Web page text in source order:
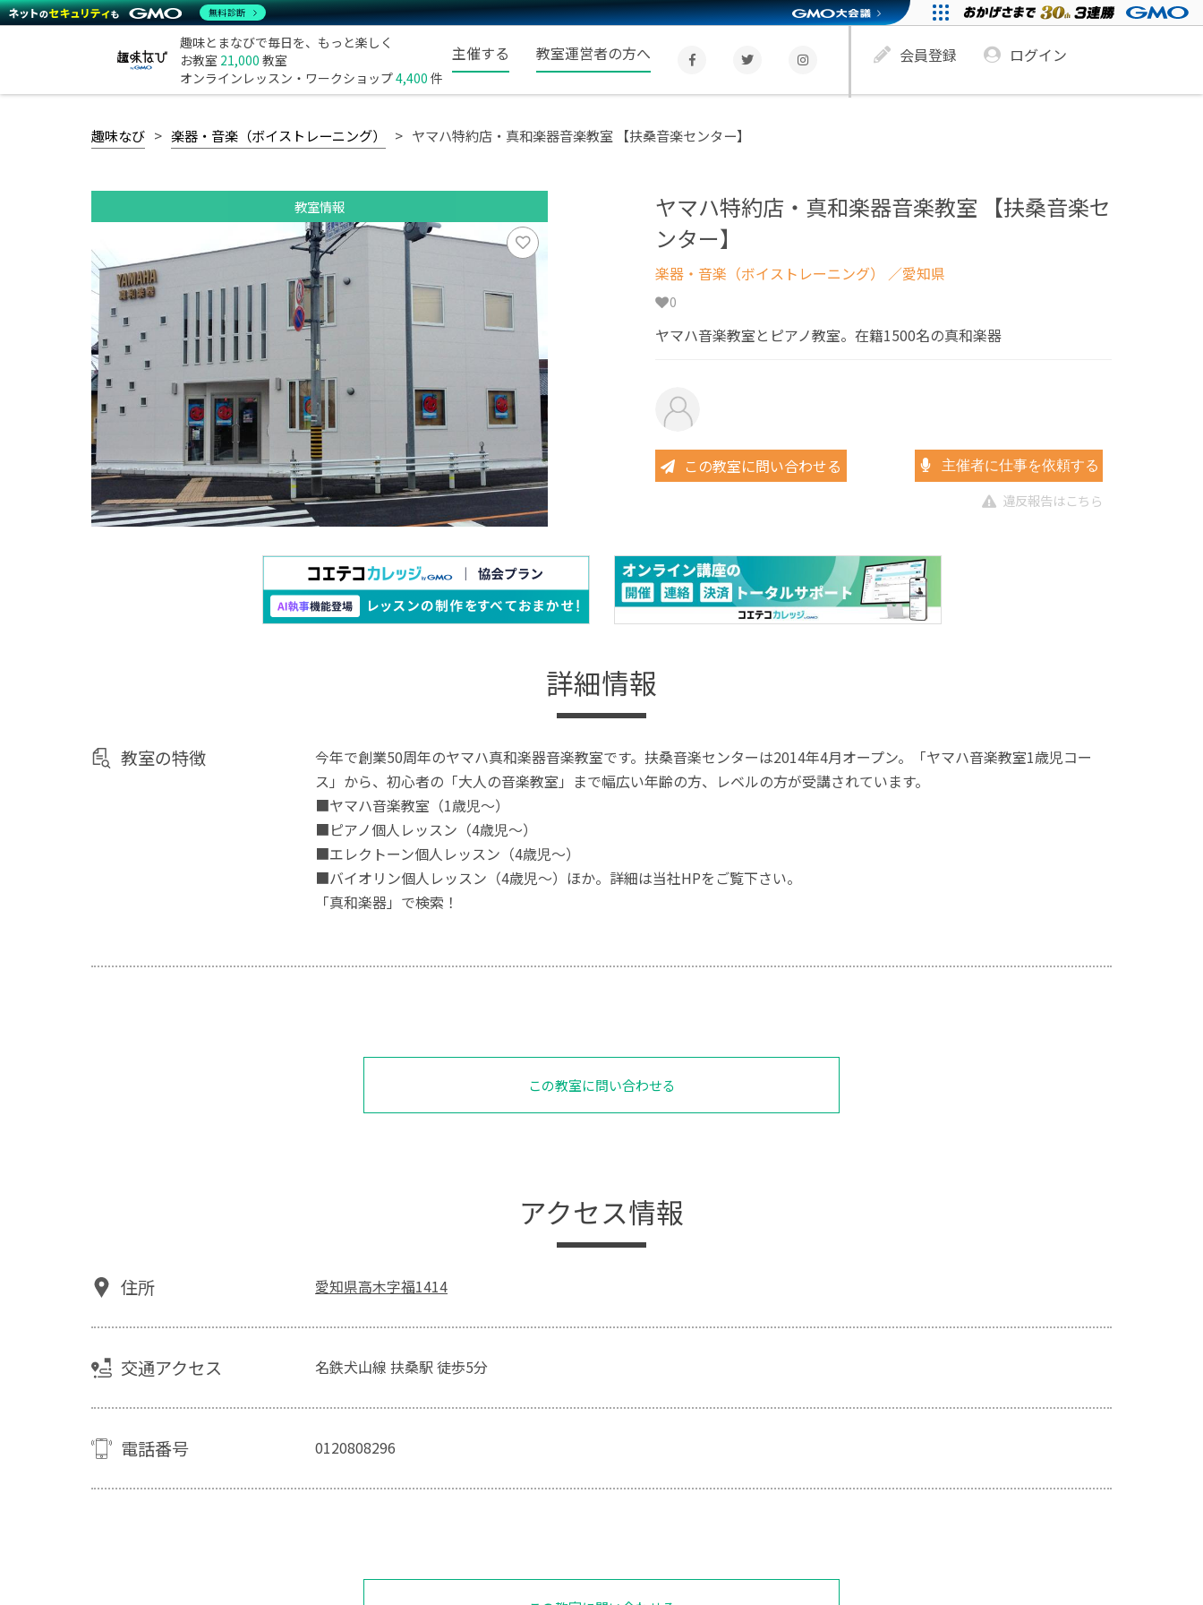
趣味とまなびで毎日を、もっと楽しく
お教室 21,000 教室
オンラインレッスン・ワークショップ4,400 件
主催する 教室運営者の方へ 会員登録 ログイン
趣味なび 楽器・音楽（ボイストレーニング） ヤマハ特約店・真和楽器音楽教室 【扶桑音楽センター】
教室情報
ヤマハ特約店・真和楽器音楽教室 【扶桑音楽セ
ンター】
楽器・音楽（ボイストレーニング） ／愛知県
0
ヤマハ音楽教室とピアノ教室。在籍1500名の真和楽器
この教室に問い合わせる 主催者に仕事を依頼する
違反報告はこちら
詳細情報
教室の特徴
今年で創業50周年のヤマハ真和楽器音楽教室です。扶桑音楽センターは2014年4月オープン。「ヤマハ音楽教室1歳児コー
ス」から、初心者の「大人の音楽教室」まで幅広い年齢の方、レベルの方が受講されています。
■ヤマハ音楽教室（1歳児～）
■ピアノ個人レッスン（4歳児～）
■エレクトーン個人レッスン（4歳児～）
■バイオリン個人レッスン（4歳児～）ほか。詳細は当社HPをご覧下さい。
「真和楽器」で検索！
この教室に問い合わせる
アクセス情報
住所 愛知県高木字福1414
交通アクセス 名鉄犬山線 扶桑駅 徒歩5分
電話番号 0120808296
無料診断